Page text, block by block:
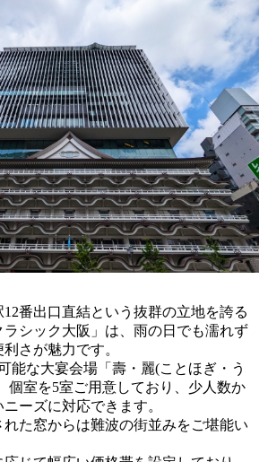
番出口直結という抜群の立地を誇る
ラシック大阪」は、雨の日でも濡れず
さが魅力です。
能な大宴会場「壽・麗(ことほぎ・う
個室を5室ご用意しており、少人数か
ーズに対応できます。
た窓からは難波の街並みをご堪能い